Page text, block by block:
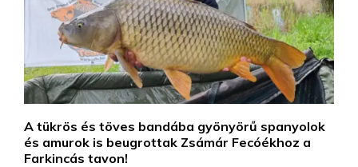
A tükrös és töves bandába gyönyörű spanyolok
és amurok is beugrottak Zsámár Fecóékhoz a
Farkincás tavon!